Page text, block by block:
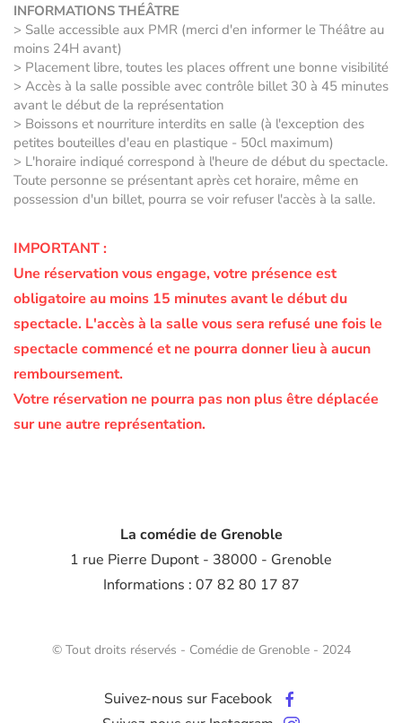
INFORMATIONS THÉÂTRE
> Salle accessible aux PMR (merci d'en informer le Théâtre au
moins 24H avant)
> Placement libre, toutes les places offrent une bonne visibilité
> Accès à la salle possible avec contrôle billet 30 à 45 minutes
avant le début de la représentation
> Boissons et nourriture interdits en salle (à l'exception des
petites bouteilles d'eau en plastique - 50cl maximum)
> L'horaire indiqué correspond à l'heure de début du spectacle.
Toute personne se présentant après cet horaire, même en
possession d'un billet, pourra se voir refuser l'accès à la salle.
IMPORTANT :
Une réservation vous engage, votre présence est
obligatoire au moins 15 minutes avant le début du
spectacle. L'accès à la salle vous sera refusé une fois le
spectacle commencé et ne pourra donner lieu à aucun
remboursement.
Votre réservation ne pourra pas non plus être déplacée
sur une autre représentation.
La comédie de Grenoble
1 rue Pierre Dupont - 38000 - Grenoble
Informations : 07 82 80 17 87
© Tout droits réservés - Comédie de Grenoble - 2024
Suivez-nous sur Facebook